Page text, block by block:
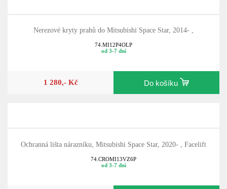
Nerezové kryty prahů do Mitsubishi Space Star, 2014- ,
74.MI12P4OLP
od 3-7 dní
1 280,- Kč Do košíku
Ochranná lišta nárazníku, Mitsubishi Space Star, 2020- , Facelift
74.CROMI13VZ6P
od 3-7 dní